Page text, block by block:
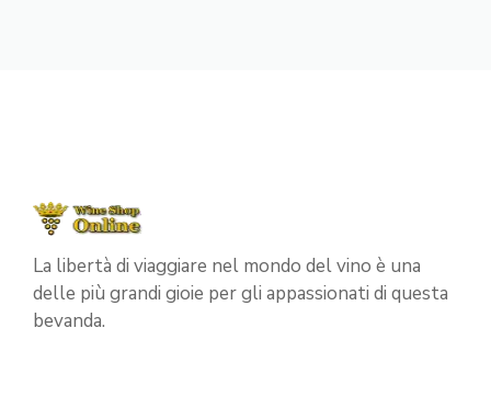
La libertà di viaggiare nel mondo del vino è una
delle più grandi gioie per gli appassionati di questa
bevanda.